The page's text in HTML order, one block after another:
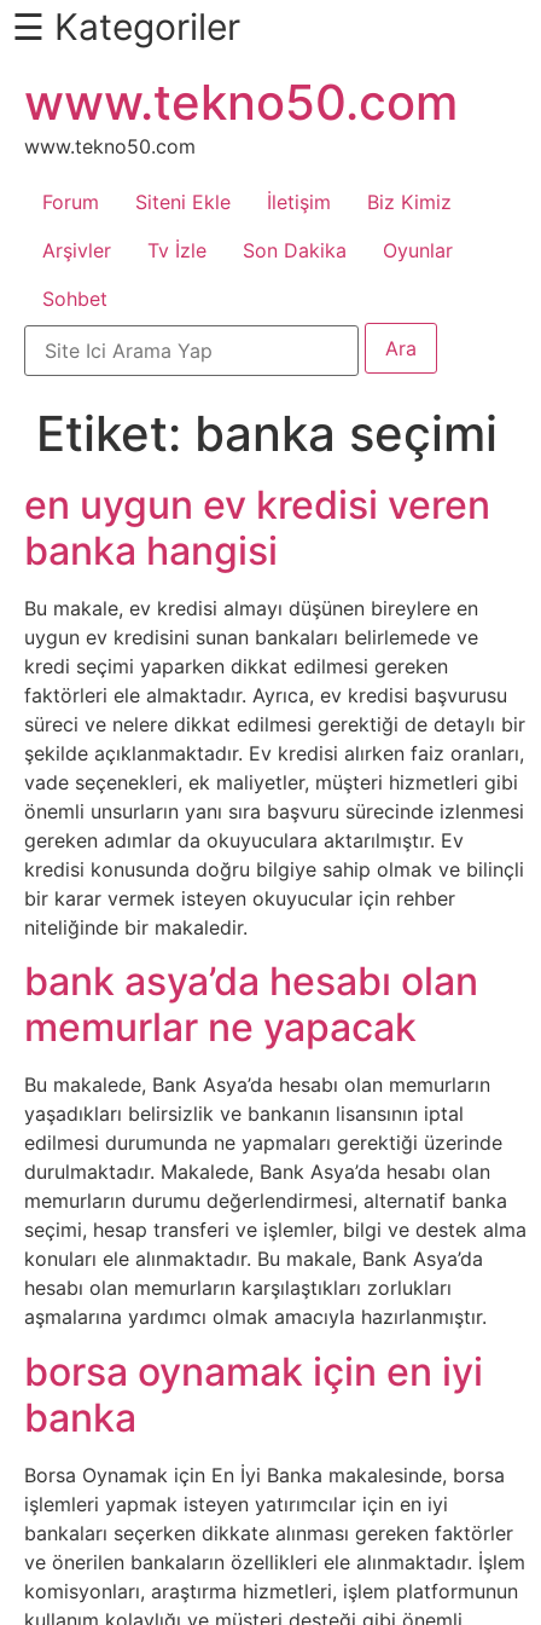
Daha
Fazlası
İçin
Kaydır
Android
Apk
Arabalar
Bankacılık
Belgesel
Bilgi
Bilgisayar
Bilim
Bitcoin
Bitkiler
Çizgi
Film
Diğer
Sosyal
Medyalar
Din
Dokümanlar
Domain
Download
Devlet
Eğitim
☰ Kategoriler
atla
www.tekno50.com
www.tekno50.com
Forum Siteni Ekle İletişim
Biz Kimiz
Arşivler
Tv İzle Son Dakika
Oyunlar
Sohbet
Etiket: banka seçimi
en uygun ev kredisi veren
banka hangisi
Bu makale, ev kredisi almayı düşünen bireylere en
uygun ev kredisini sunan bankaları belirlemede ve
kredi seçimi yaparken dikkat edilmesi gereken
faktörleri ele almaktadır. Ayrıca, ev kredisi başvurusu
süreci ve nelere dikkat edilmesi gerektiği de detaylı bir
şekilde açıklanmaktadır. Ev kredisi alırken faiz oranları,
vade seçenekleri, ek maliyetler, müşteri hizmetleri gibi
önemli unsurların yanı sıra başvuru sürecinde izlenmesi
gereken adımlar da okuyuculara aktarılmıştır. Ev
kredisi konusunda doğru bilgiye sahip olmak ve bilinçli
bir karar vermek isteyen okuyucular için rehber
niteliğinde bir makaledir.
bank asya’da hesabı olan
memurlar ne yapacak
Bu makalede, Bank Asya’da hesabı olan memurların
yaşadıkları belirsizlik ve bankanın lisansının iptal
edilmesi durumunda ne yapmaları gerektiği üzerinde
durulmaktadır. Makalede, Bank Asya’da hesabı olan
memurların durumu değerlendirmesi, alternatif banka
seçimi, hesap transferi ve işlemler, bilgi ve destek alma
konuları ele alınmaktadır. Bu makale, Bank Asya’da
hesabı olan memurların karşılaştıkları zorlukları
aşmalarına yardımcı olmak amacıyla hazırlanmıştır.
borsa oynamak için en iyi
banka
Borsa Oynamak için En İyi Banka makalesinde, borsa
işlemleri yapmak isteyen yatırımcılar için en iyi
bankaları seçerken dikkate alınması gereken faktörler
ve önerilen bankaların özellikleri ele alınmaktadır. İşlem
komisyonları, araştırma hizmetleri, işlem platformunun
kullanım kolaylığı ve müşteri desteği gibi önemli